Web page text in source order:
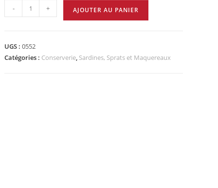
- + AJOUTER AU PANIER
UGS :0552
Catégories : Conserverie, Sardines, Sprats et Maquereaux